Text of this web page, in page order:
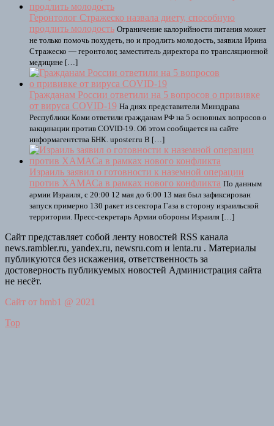
Геронтолог Стражеско назвала диету, способную
продлить молодость Ограничение калорийности питания может
не только помочь похудеть, но и продлить молодость, заявила Ирина
Стражеско — геронтолог, заместитель директора по трансляционной
медицине […]
Гражданам России ответили на 5 вопросов о прививке
от вируса COVID-19 На днях представители Минздрава
Республики Коми ответили гражданам РФ на 5 основных вопросов о
вакцинации против COVID-19. Об этом сообщается на сайте
информагентства БНК. uposter.ru В […]
Израиль заявил о готовности к наземной операции
против ХАМАСа в рамках нового конфликта По данным
армии Израиля, с 20:00 12 мая до 6:00 13 мая был зафиксирован
запуск примерно 130 ракет из сектора Газа в сторону израильской
территории. Пресс-секретарь Армии обороны Израиля […]
Сайт представляет собой ленту новостей RSS канала
news.rambler.ru, yandex.ru, newsru.com и lenta.ru . Материалы
публикуются без искажения, ответственность за
достоверность публикуемых новостей Администрация сайта
не несёт.
Сайт от bmb1 @ 2021
Top